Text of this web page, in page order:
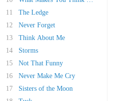
11
The Ledge
12
Never Forget
13
Think About Me
14
Storms
15
Not That Funny
16
Never Make Me Cry
17
Sisters of the Moon